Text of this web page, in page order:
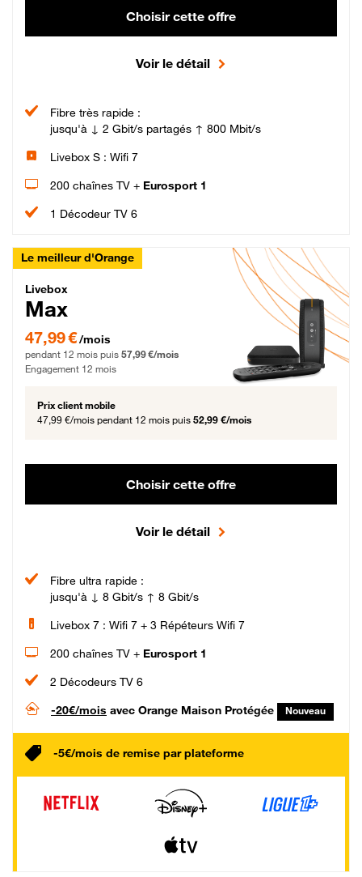
Choisir cette offre
Voir le détail
Fibre très rapide :
jusqu'à ↓ 2 Gbit/s partagés ↑ 800 Mbit/s
Livebox S : Wifi 7
200 chaînes TV + Eurosport 1
1 Décodeur TV 6
Le meilleur d'Orange
Livebox Max Fibre
Livebox
Max
47,99 € par mois pendant 12 mois puis 57,99 € par mois, Engagement 12 mois
47,99 €/mois
pendant 12 mois puis 57,99 €/mois
Engagement 12 mois
Prix client mobile
47,99 €/mois pendant 12 mois puis 52,99 €/mois
Choisir cette offre
Voir le détail
Fibre ultra rapide :
jusqu'à ↓ 8 Gbit/s ↑ 8 Gbit/s
Livebox 7 : Wifi 7 + 3 Répéteurs Wifi 7
200 chaînes TV + Eurosport 1
2 Décodeurs TV 6
-20€/mois avec Orange Maison Protégée Nouveau
-5€/mois de remise par plateforme